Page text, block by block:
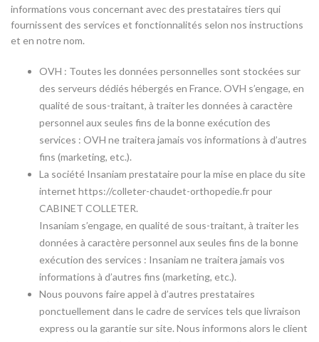
informations vous concernant avec des prestataires tiers qui
fournissent des services et fonctionnalités selon nos instructions
et en notre nom.
OVH : Toutes les données personnelles sont stockées sur
des serveurs dédiés hébergés en France. OVH s’engage, en
qualité de sous-traitant, à traiter les données à caractère
personnel aux seules fins de la bonne exécution des
services : OVH ne traitera jamais vos informations à d’autres
fins (marketing, etc.).
La société Insaniam prestataire pour la mise en place du site
internet https://colleter-chaudet-orthopedie.fr pour
CABINET COLLETER.
Insaniam s’engage, en qualité de sous-traitant, à traiter les
données à caractère personnel aux seules fins de la bonne
exécution des services : Insaniam ne traitera jamais vos
informations à d’autres fins (marketing, etc.).
Nous pouvons faire appel à d’autres prestataires
ponctuellement dans le cadre de services tels que livraison
express ou la garantie sur site. Nous informons alors le client